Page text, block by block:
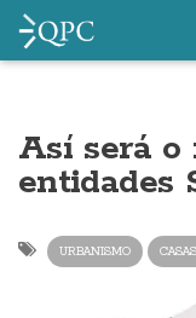
Así será o
entidades
URBANISMO